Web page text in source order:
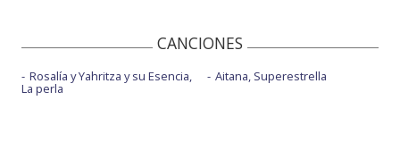
CANCIONES
Rosalía y Yahritza y su Esencia,
La perla
Aitana, Superestrella